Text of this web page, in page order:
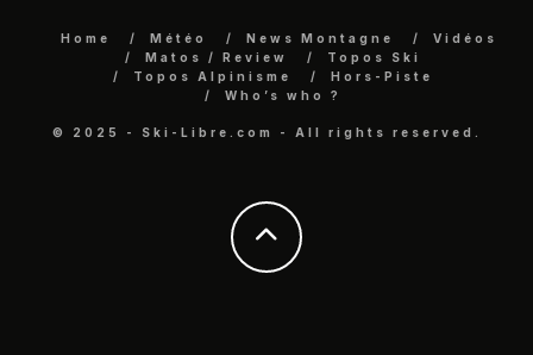
Home Météo News Montagne
Vidéos
Matos / Review
Topos Ski
Topos Alpinisme
Hors-Piste
Who’s who ?
© 2025 - Ski-Libre.com - All rights reserved.